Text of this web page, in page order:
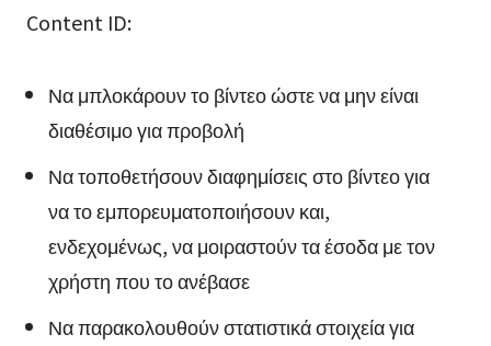
Content ID:
Να μπλοκάρουν το βίντεο ώστε να μην είναι
διαθέσιμο για προβολή
Να τοποθετήσουν διαφημίσεις στο βίντεο για
να το εμπορευματοποιήσουν και,
ενδεχομένως, να μοιραστούν τα έσοδα με τον
χρήστη που το ανέβασε
Να παρακολουθούν στατιστικά στοιχεία για